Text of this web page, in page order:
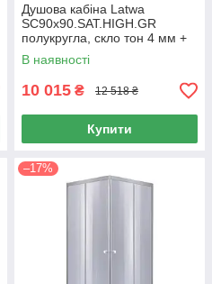
Душова кабіна Latwa
SC90x90.SAT.HIGH.GR
полукругла, скло тон 4 мм +
Душовий піддон KAPIELKA
ST90x90x41, з панеллю Lidz
В наявності
10 015 ₴ 12 518 ₴
Купити
–17%